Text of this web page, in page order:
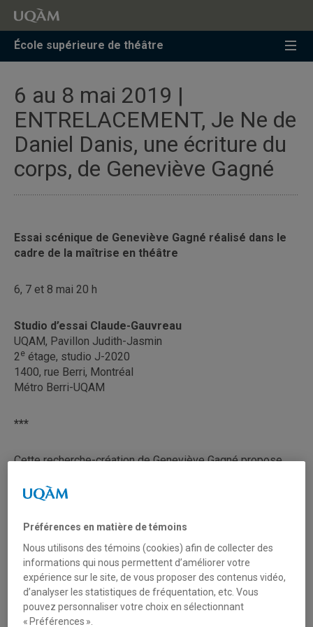
Accéder
recherche
Accéder
menu
pricipal
Accéder
zone
École supérieure de théâtre
6 au 8 mai 2019 |
ENTRELACEMENT, Je Ne de
Daniel Danis, une écriture du
corps, de Geneviève Gagné
Essai scénique de Geneviève Gagné réalisé dans le
cadre de la maîtrise en théâtre
6, 7 et 8 mai 20 h
Studio d’essai Claude-Gauvreau
UQAM, Pavillon Judith-Jasmin
2e étage, studio J-2020
1400, rue Berri, Montréal
Métro Berri-UQAM
***
Cette recherche-création de Geneviève Gagné propose
Je Nede Daniel Danis.
La plume danissienne s’adresse au corps. Viscérale, son
écriture interpelle tous nos sens. Elle convoque des
sons, des odeurs,
des ressentis. De là est née l’intuition de penser la scène
comme un espace de sensations et d’évocations imagées
Préférences en matière de témoins
Nous utilisons des témoins (cookies) afin de collecter des
informations qui nous permettent d’améliorer votre
expérience sur le site, de vous proposer des contenus vidéo,
d’analyser les statistiques de fréquentation, etc. Vous
pouvez personnaliser votre choix en sélectionnant
« Préférences ».